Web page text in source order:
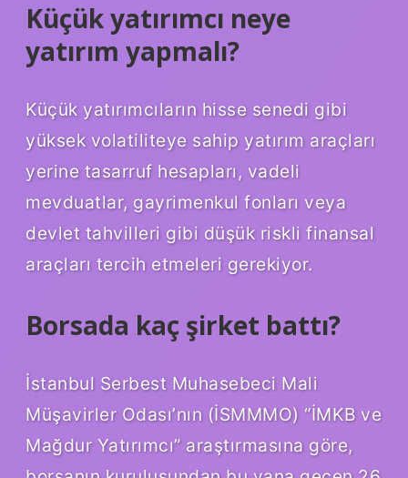
Küçük yatırımcı neye
yatırım yapmalı?
Küçük yatırımcıların hisse senedi gibi
yüksek volatiliteye sahip yatırım araçları
yerine tasarruf hesapları, vadeli
mevduatlar, gayrimenkul fonları veya
devlet tahvilleri gibi düşük riskli finansal
araçları tercih etmeleri gerekiyor.
Borsada kaç şirket battı?
İstanbul Serbest Muhasebeci Mali
Müşavirler Odası’nın (İSMMMO) “İMKB ve
Mağdur Yatırımcı” araştırmasına göre,